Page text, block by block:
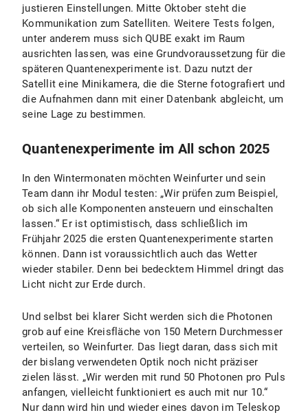
justieren Einstellungen. Mitte Oktober steht die
Kommunikation zum Satelliten. Weitere Tests folgen,
unter anderem muss sich QUBE exakt im Raum
ausrichten lassen, was eine Grundvoraussetzung für die
späteren Quantenexperimente ist. Dazu nutzt der
Satellit eine Minikamera, die die Sterne fotografiert und
die Aufnahmen dann mit einer Datenbank abgleicht, um
seine Lage zu bestimmen.
Quantenexperimente im All schon 2025
In den Wintermonaten möchten Weinfurter und sein
Team dann ihr Modul testen: „Wir prüfen zum Beispiel,
ob sich alle Komponenten ansteuern und einschalten
lassen.“ Er ist optimistisch, dass schließlich im
Frühjahr 2025 die ersten Quantenexperimente starten
können. Dann ist voraussichtlich auch das Wetter
wieder stabiler. Denn bei bedecktem Himmel dringt das
Licht nicht zur Erde durch.
Und selbst bei klarer Sicht werden sich die Photonen
grob auf eine Kreisfläche von 150 Metern Durchmesser
verteilen, so Weinfurter. Das liegt daran, dass sich mit
der bislang verwendeten Optik noch nicht präziser
zielen lässt. „Wir werden mit rund 50 Photonen pro Puls
anfangen, vielleicht funktioniert es auch mit nur 10.“
Nur dann wird hin und wieder eines davon im Teleskop